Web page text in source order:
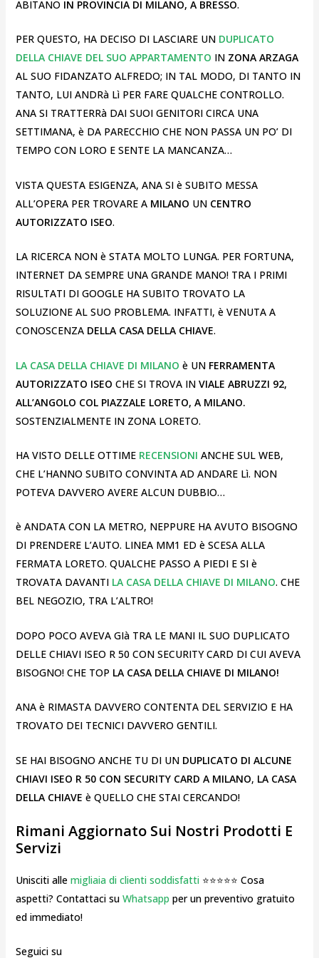
ABITANO IN PROVINCIA DI MILANO, A BRESSO.
PER QUESTO, HA DECISO DI LASCIARE UN DUPLICATO
DELLA CHIAVE DEL SUO APPARTAMENTO IN ZONA ARZAGA
AL SUO FIDANZATO ALFREDO; IN TAL MODO, DI TANTO IN
TANTO, LUI ANDRà Lì PER FARE QUALCHE CONTROLLO.
ANA SI TRATTERRà DAI SUOI GENITORI CIRCA UNA
SETTIMANA, è DA PARECCHIO CHE NON PASSA UN PO’ DI
TEMPO CON LORO E SENTE LA MANCANZA…
VISTA QUESTA ESIGENZA, ANA SI è SUBITO MESSA
ALL’OPERA PER TROVARE A MILANO UNCENTRO
AUTORIZZATO ISEO.
LA RICERCA NON è STATA MOLTO LUNGA. PER FORTUNA,
INTERNET DA SEMPRE UNA GRANDE MANO! TRA I PRIMI
RISULTATI DI GOOGLE HA SUBITO TROVATO LA
SOLUZIONE AL SUO PROBLEMA. INFATTI, è VENUTA A
CONOSCENZA DELLA CASA DELLA CHIAVE.
LA CASA DELLA CHIAVE DI MILANO è UN FERRAMENTA
AUTORIZZATO ISEO CHE SI TROVA IN VIALE ABRUZZI 92,
ALL’ANGOLO COL PIAZZALE LORETO, A MILANO.
SOSTENZIALMENTE IN ZONA LORETO.
HA VISTO DELLE OTTIME RECENSIONI ANCHE SUL WEB,
CHE L’HANNO SUBITO CONVINTA AD ANDARE Lì. NON
POTEVA DAVVERO AVERE ALCUN DUBBIO…
è ANDATA CON LA METRO, NEPPURE HA AVUTO BISOGNO
DI PRENDERE L’AUTO. LINEA MM1 ED è SCESA ALLA
FERMATA LORETO. QUALCHE PASSO A PIEDI E SI è
TROVATA DAVANTI LA CASA DELLA CHIAVE DI MILANO. CHE
BEL NEGOZIO, TRA L’ALTRO!
DOPO POCO AVEVA GIà TRA LE MANI IL SUO DUPLICATO
DELLE CHIAVI ISEO R 50 CON SECURITY CARD DI CUI AVEVA
BISOGNO! CHE TOP LA CASA DELLA CHIAVE DI MILANO!
ANA è RIMASTA DAVVERO CONTENTA DEL SERVIZIO E HA
TROVATO DEI TECNICI DAVVERO GENTILI.
SE HAI BISOGNO ANCHE TU DI UN DUPLICATO DI ALCUNE
CHIAVI ISEO R 50 CON SECURITY CARD A MILANO, LA CASA
DELLA CHIAVE è QUELLO CHE STAI CERCANDO!
Rimani Aggiornato Sui Nostri Prodotti E
Servizi
Unisciti alle migliaia di clienti soddisfatti⭐⭐⭐⭐⭐ Cosa
aspetti? Contattaci su Whatsapp per un preventivo gratuito
ed immediato!
Seguici su